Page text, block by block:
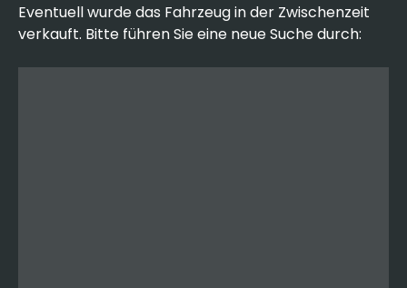
Eventuell wurde das Fahrzeug in der Zwischenzeit
verkauft. Bitte führen Sie eine neue Suche durch: